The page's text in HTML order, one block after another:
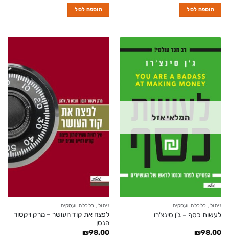
הוספה לסל הוספה לסל
המלאי אזל
ניהול, כלכלה ועסקים
לעשות כסף – ג'ן סינצ'רו
₪98.00
ניהול, כלכלה ועסקים
לפצח את קוד העושר – מרק ויקטור
הנסן
₪98.00